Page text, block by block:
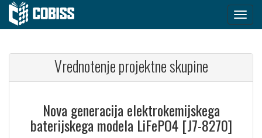
Vrednotenje projektne skupine
Nova generacija elektrokemijskega
baterijskega modela LiFePO4 [J7-8270]